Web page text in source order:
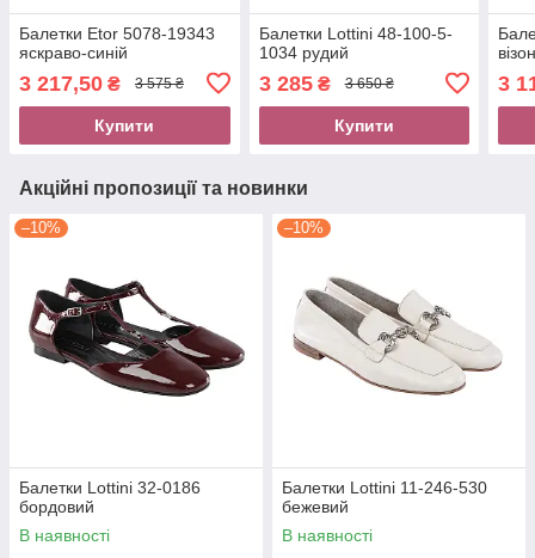
Балетки Etor 5078-19343
яскраво-синій
3 217,50 ₴ 3 575 ₴
Купити
Балетки Lottini 48-100-5-
1034 рудий
3 285₴ 3 650 ₴
Купити
3
Акційні пропозиції та новинки
–10%
Балетки Lottini 32-0186
бордовий
В наявності
–10%
Балетки Lottini 11-246-530
бежевий
В наявності